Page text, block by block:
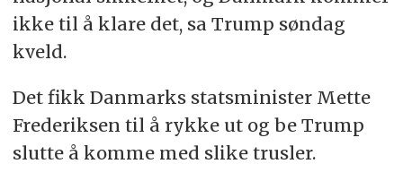
ikke til å klare det, sa Trump søndag
kveld.
Det fikk Danmarks statsminister Mette
Frederiksen til å rykke ut og be Trump
slutte å komme med slike trusler.